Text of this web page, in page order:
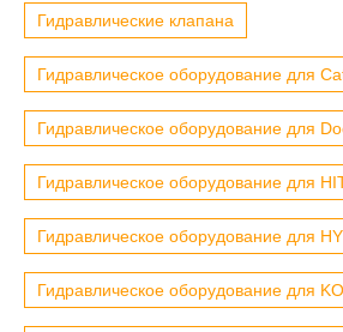
Гидравлические клапана
Гидравлическое оборудование для
Гидравлическое оборудование для
Гидравлическое оборудование для
Гидравлическое оборудование для
Гидравлическое оборудование для